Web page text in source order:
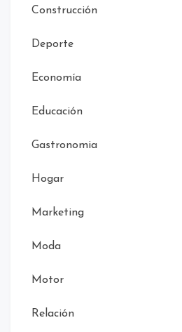
Construcción
Deporte
Economía
Educación
Gastronomia
Hogar
Marketing
Moda
Motor
Relación